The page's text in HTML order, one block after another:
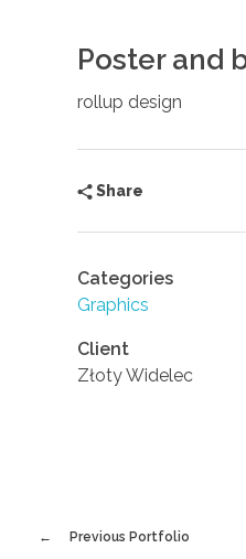
Poster and
rollup design
Share
Categories
Graphics
Client
Złoty Widelec
Previous Portfolio